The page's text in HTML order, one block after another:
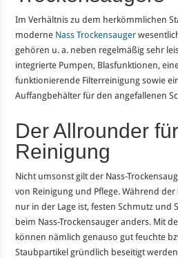
Im Verhältnis zu dem herkömmlichen
moderne Nass Trockensauger
gehören u. a. neben regelmäßig sehr
integrierte Pumpen, Blasfunktionen,
funktionierende Filterreinigung sowie
Auffangbehälter für den angefallenen
Der Allrounder
Reinigung
Nicht umsonst gilt der Nass-
von Reinigung und Pflege. Während der
nur in der Lage ist, festen Schmutz und
beim Nass-Trockensauger anders. Mit
können nämlich genauso gut feuchte
Staubpartikel gründlich beseitigt